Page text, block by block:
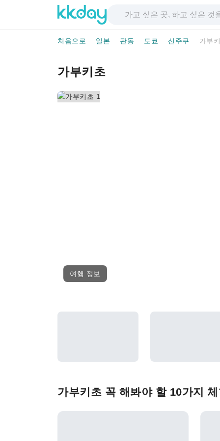
처음으로 일본 관동 도쿄 신주쿠 가부
가부키초
여행 정보
가부키초 꼭 해봐야 할 10가지